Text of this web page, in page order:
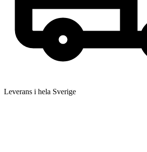
Leverans i hela Sverige